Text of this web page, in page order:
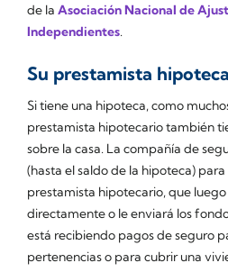
de la Asociación Nacional de
Independientes.
Su prestamista
Si tiene una hipoteca, como
prestamista hipotecario también
sobre la casa. La compañía de
(hasta el saldo de la hipoteca)
prestamista hipotecario, que
directamente o le enviará los
está recibiendo pagos de seguro
pertenencias o para cubrir una